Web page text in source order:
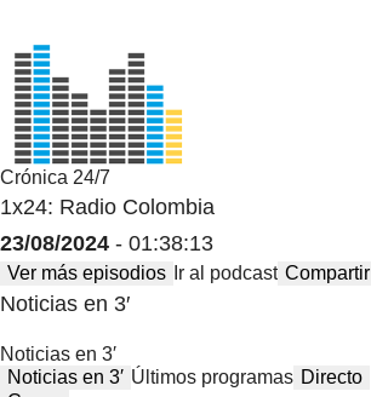
Crónica 24/7
1x24: Radio Colombia
23/08/2024 - 01:38:13
Ver más episodios Ir al podcast Compartir
Noticias en 3′
Noticias en 3′
Noticias en 3′ Últimos programas Directo